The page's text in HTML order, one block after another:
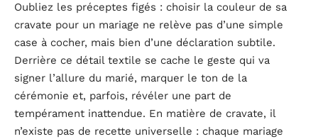
Oubliez les préceptes figés : choisir la couleur de sa
cravate pour un mariage ne relève pas d’une simple
case à cocher, mais bien d’une déclaration subtile.
Derrière ce détail textile se cache le geste qui va
signer l’allure du marié, marquer le ton de la
cérémonie et, parfois, révéler une part de
tempérament inattendue. En matière de cravate, il
n’existe pas de recette universelle : chaque mariage